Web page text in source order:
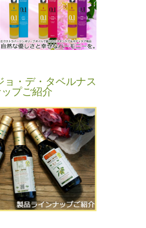
ョ・デ・タベルナス
プご紹介